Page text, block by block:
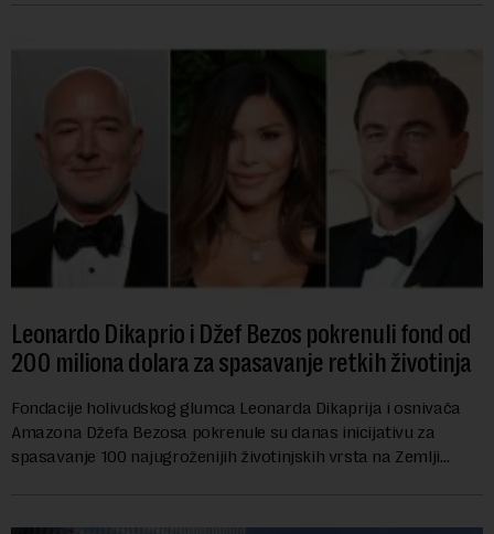
Leonardo Dikaprio i Džef Bezos pokrenuli fond od
200 miliona dolara za spasavanje retkih životinja
Fondacije holivudskog glumca Leonarda Dikaprija i osnivača
Amazona Džefa Bezosa pokrenule su danas inicijativu za
spasavanje 100 najugroženijih životinjskih vrsta na Zemlji